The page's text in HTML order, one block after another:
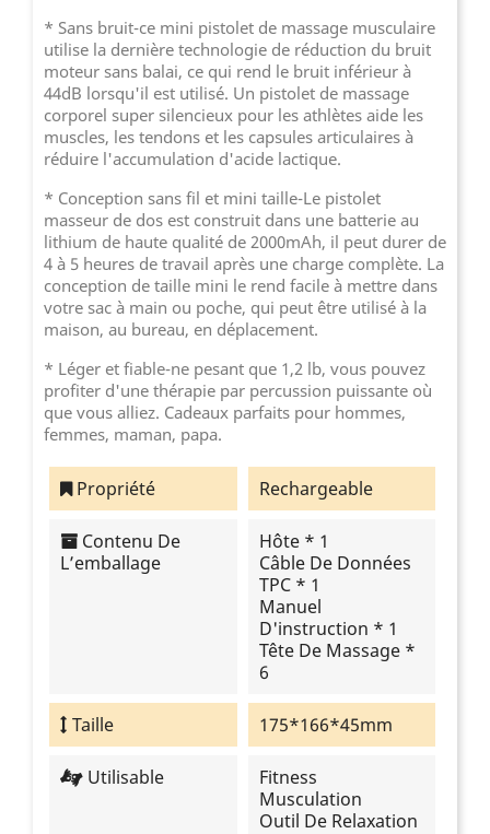
* Sans bruit-ce mini pistolet de massage musculaire
utilise la dernière technologie de réduction du bruit
moteur sans balai, ce qui rend le bruit inférieur à
44dB lorsqu'il est utilisé. Un pistolet de massage
corporel super silencieux pour les athlètes aide les
muscles, les tendons et les capsules articulaires à
réduire l'accumulation d'acide lactique.
* Conception sans fil et mini taille-Le pistolet
masseur de dos est construit dans une batterie au
lithium de haute qualité de 2000mAh, il peut durer de
4 à 5 heures de travail après une charge complète. La
conception de taille mini le rend facile à mettre dans
votre sac à main ou poche, qui peut être utilisé à la
maison, au bureau, en déplacement.
* Léger et fiable-ne pesant que 1,2 lb, vous pouvez
profiter d'une thérapie par percussion puissante où
que vous alliez. Cadeaux parfaits pour hommes,
femmes, maman, papa.
Propriété Rechargeable
Contenu De
L’emballage
Hôte * 1
Câble De Données
TPC * 1
Manuel
D'instruction * 1
Tête De Massage *
6
Taille 175*166*45mm
Utilisable
Fitness
Musculation
Outil De Relaxation